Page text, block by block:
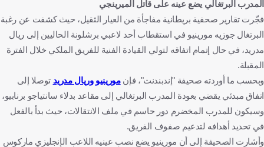
برشلونة
البرتغال إنجلترا كرة قدم
المدرب البرتغالي يضع عينه على قاتل الميرينجي
فجّرت تقارير صحفية بريطانية مفاجأة من العيار الثقيل، حيث كشفت عن رغبة
البرتغال جوزيه مورينيو في استقطاب أحد لاعبي برشلونة الحاليين إلى ريال
مدريد، في حال إتمام اتفاقه لتولي القيادة الفنية للفريق الملكي خلال الفترة
المقبلة.
وبحسب ما أوردته صحيفة "إندبندنت"، فإنمورينيو وريال مدريد توصلا إلى
اتفاق مبدئي يقضي بعودة المدرب البرتغالي إلى مقاعد بدلاء سانتياجو برنابيو،
وسيكون للمدرب المخضرم دور حاسم في ملف الانتقالات، حيث بدأ بالفعل
في تحديد أهدافه لتدعيم صفوف الفريق.
وأشارت الصحيفة إلى أن مورينيو يضع نصب عينيه اللاعب الإنجليزي ماركوس